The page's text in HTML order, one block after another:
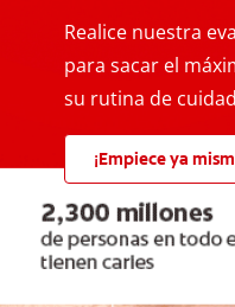
Realice nuestra
para sacar el
su rutina de
¡Empiece ya